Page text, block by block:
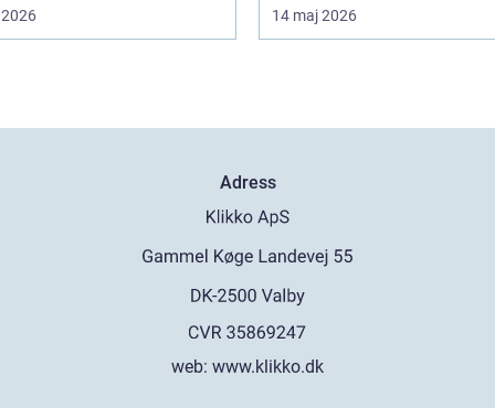
14 maj 2026
Adress
web: www.klikko.dk